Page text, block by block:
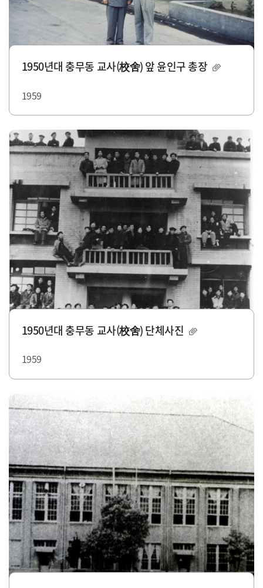
1950년대 충무동 교사(校舍) 앞 윤인구 총장
1959
1950년대 충무동 교사(校舍) 단체사진
1959